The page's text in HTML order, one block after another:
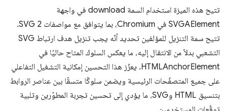
تتيح هذه الميزة استخدام السمة download في واجهة
SVGAElement في Chromium، بما يتوافق مع مواصفات SVG 2.
تتيح سمة التنزيل للمؤلفين تحديد أنّه يجب تنزيل هدف ارتباط SVG
التشعبي بدلاً من الانتقال إليه، ما يعكس السلوك المتاح حاليًا في
HTMLAnchorElement. يعزّز هذا التحسين إمكانية التشغيل التفاعلي
على جميع المتصفّحات الرئيسية ويضمن سلوكًا متسقًا بين عناصر الروابط
بتنسيق HTML وSVG، ما يؤدي إلى تحسين تجربة المطوّرين وتلبية